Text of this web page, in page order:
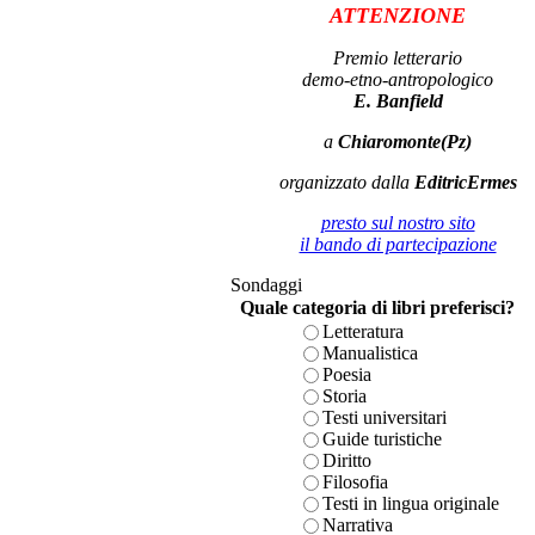
ATTENZIONE
Premio letterario
demo-etno-antropologico
E. Banfield
a Chiaromonte(Pz)
organizzato dalla EditricErmes
presto sul nostro sito
il bando di partecipazione
Sondaggi
Quale categoria di libri preferisci?
Letteratura
Manualistica
Poesia
Storia
Testi universitari
Guide turistiche
Diritto
Filosofia
Testi in lingua originale
Narrativa